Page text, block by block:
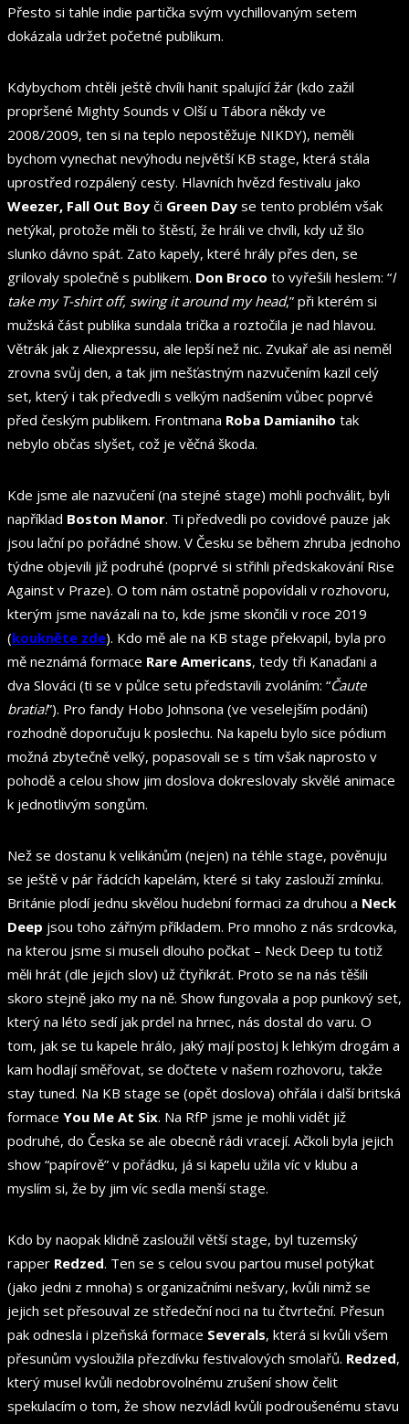
Přesto si tahle indie partička svým vychillovaným setem
dokázala udržet početné publikum.
Kdybychom chtěli ještě chvíli hanit spalující žár (kdo zažil
propršené Mighty Sounds v Olší u Tábora někdy ve
2008/2009, ten si na teplo nepostěžuje NIKDY), neměli
bychom vynechat nevýhodu největší KB stage, která stála
uprostřed rozpálený cesty. Hlavních hvězd festivalu jako
Weezer, Fall Out Boy či Green Day se tento problém však
netýkal, protože měli to štěstí, že hráli ve chvíli, kdy už šlo
slunko dávno spát. Zato kapely, které hrály přes den, se
grilovaly společně s publikem. Don Broco to vyřešili heslem: “I
take my T-shirt off, swing it around my head,” při kterém si
mužská část publika sundala trička a roztočila je nad hlavou.
Větrák jak z Aliexpressu, ale lepší než nic. Zvukař ale asi neměl
zrovna svůj den, a tak jim nešťastným nazvučením kazil celý
set, který i tak předvedli s velkým nadšením vůbec poprvé
před českým publikem. Frontmana Roba Damianiho tak
nebylo občas slyšet, což je věčná škoda.
Kde jsme ale nazvučení (na stejné stage) mohli pochválit, byli
například Boston Manor. Ti předvedli po covidové pauze jak
jsou lační po pořádné show. V Česku se během zhruba jednoho
týdne objevili již podruhé (poprvé si střihli předskakování Rise
Against v Praze). O tom nám ostatně popovídali v rozhovoru,
kterým jsme navázali na to, kde jsme skončili v roce 2019
(koukněte zde). Kdo mě ale na KB stage překvapil, byla pro
mě neznámá formace Rare Americans, tedy tři Kanaďani a
dva Slováci (ti se v půlce setu představili zvoláním: “Čaute
bratia!”). Pro fandy Hobo Johnsona (ve veselejším podání)
rozhodně doporučuju k poslechu. Na kapelu bylo sice pódium
možná zbytečně velký, popasovali se s tím však naprosto v
pohodě a celou show jim doslova dokreslovaly skvělé animace
k jednotlivým songům.
Než se dostanu k velikánům (nejen) na téhle stage, pověnuju
se ještě v pár řádcích kapelám, které si taky zaslouží zmínku.
Británie plodí jednu skvělou hudební formaci za druhou a Neck
Deep jsou toho zářným příkladem. Pro mnoho z nás srdcovka,
na kterou jsme si museli dlouho počkat – Neck Deep tu totiž
měli hrát (dle jejich slov) už čtyřikrát. Proto se na nás těšili
skoro stejně jako my na ně. Show fungovala a pop punkový set,
který na léto sedí jak prdel na hrnec, nás dostal do varu. O
tom, jak se tu kapele hrálo, jaký mají postoj k lehkým drogám a
kam hodlají směřovat, se dočtete v našem rozhovoru, takže
stay tuned. Na KB stage se (opět doslova) ohřála i další britská
formace You Me At Six. Na RfP jsme je mohli vidět již
podruhé, do Česka se ale obecně rádi vracejí. Ačkoli byla jejich
show “papírově” v pořádku, já si kapelu užila víc v klubu a
myslím si, že by jim víc sedla menší stage.
Kdo by naopak klidně zasloužil větší stage, byl tuzemský
rapper Redzed. Ten se s celou svou partou musel potýkat
(jako jedni z mnoha) s organizačními nešvary, kvůli nimž se
jejich set přesouval ze středeční noci na tu čtvrteční. Přesun
pak odnesla i plzeňská formace Severals, která si kvůli všem
přesunům vysloužila přezdívku festivalových smolařů. Redzed,
který musel kvůli nedobrovolnému zrušení show čelit
spekulacím o tom, že show nezvládl kvůli podroušenému stavu